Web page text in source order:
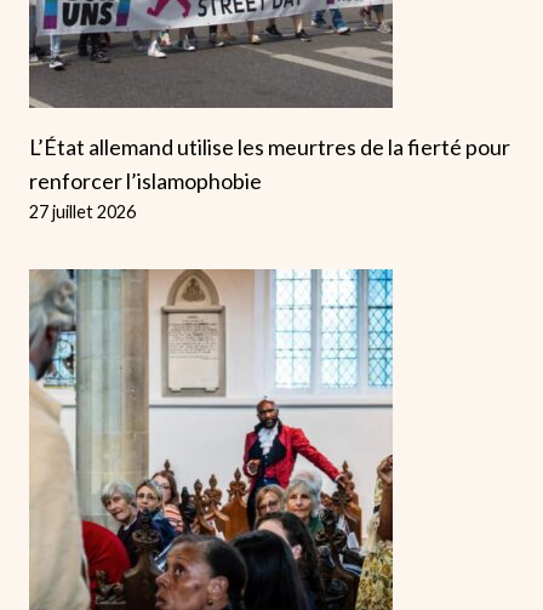
L’État allemand utilise les meurtres de la fierté pour
renforcer l’islamophobie
27 juillet 2026